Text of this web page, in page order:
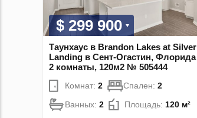
$ 299 900
Таунхаус в Brandon Lakes at Silver
Landing в Сент-Огастин, Флорида
2 комнаты, 120м2 № 505444
Комнат: 2 Спален: 2
Ванных: 2 Площадь: 120 м²